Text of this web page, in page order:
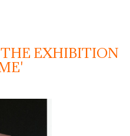
a l'exposició 'anar a
EXHIBITION